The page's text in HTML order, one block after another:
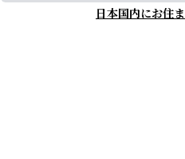
日本国内にお住